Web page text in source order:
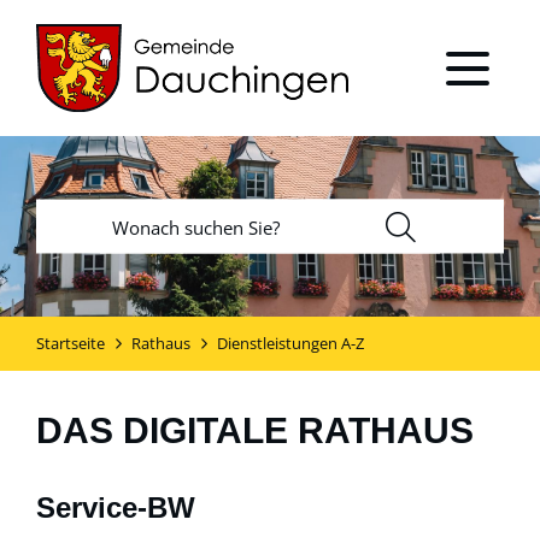
Startseite Rathaus Dienstleistungen A-Z
DAS DIGITALE RATHAUS
Service-BW